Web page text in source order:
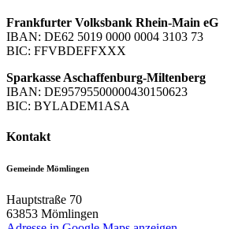
Frankfurter Volksbank Rhein-Main eG
IBAN: DE62 5019 0000 0004 3103 73
BIC: FFVBDEFFXXX
Sparkasse Aschaffenburg-Miltenberg
IBAN: DE95795500000430150623
BIC: BYLADEM1ASA
Kontakt
Gemeinde Mömlingen
Hauptstraße 70
63853 Mömlingen